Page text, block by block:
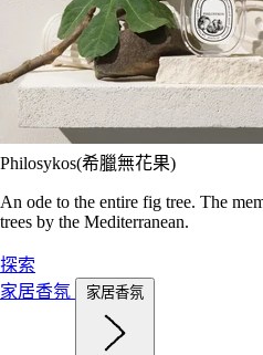
Philosykos(希臘無花果)
An ode to the entire fig tree. The
trees by the Mediterranean.
探索
家居香氛
家居香氛